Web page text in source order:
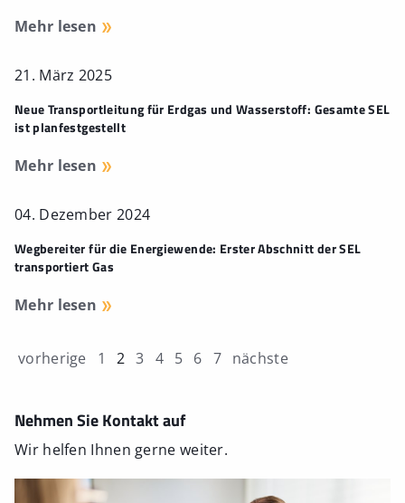
Mehr lesen
21. März 2025
Neue Transportleitung für Erdgas und Wasserstoff: Gesamte SEL
ist planfestgestellt
Mehr lesen
04. Dezember 2024
Wegbereiter für die Energiewende: Erster Abschnitt der SEL
transportiert Gas
Mehr lesen
vorherige 1 2 3 4 5 6 7 nächste
Nehmen Sie Kontakt auf
Wir helfen Ihnen gerne weiter.